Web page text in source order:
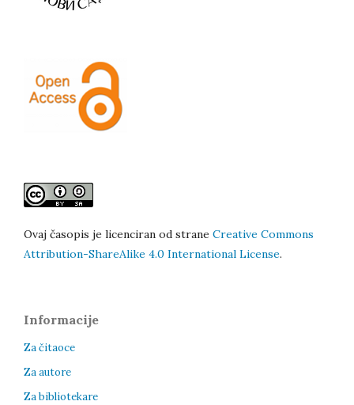
Ovaj časopis je licenciran od strane Creative Commons
Attribution-ShareAlike 4.0 International License.
Informacije
Za čitaoce
Za autore
Za bibliotekare